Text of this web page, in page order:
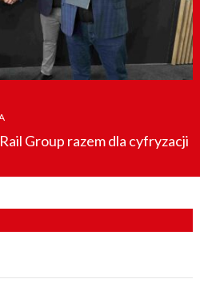
Group razem dla cyfryzacji